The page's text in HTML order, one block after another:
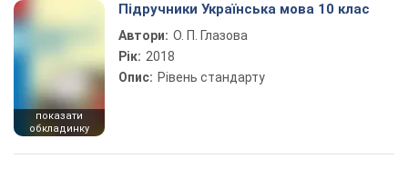
показати
обкладинку
Підручники Українська мова 10 клас
Автори: О. П. Глазова
Рік: 2018
Опис: Рівень стандарту